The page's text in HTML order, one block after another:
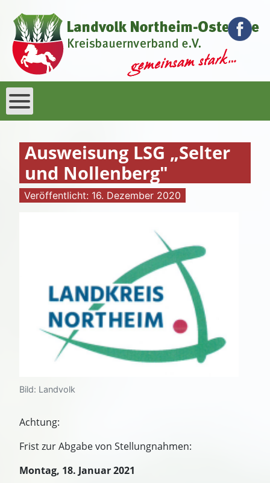
Ausweisung LSG „Selter
und Nollenberg"
Veröffentlicht: 16. Dezember 2020
Bild: Landvolk
Achtung:
Frist zur Abgabe von Stellungnahmen:
Montag, 18. Januar 2021